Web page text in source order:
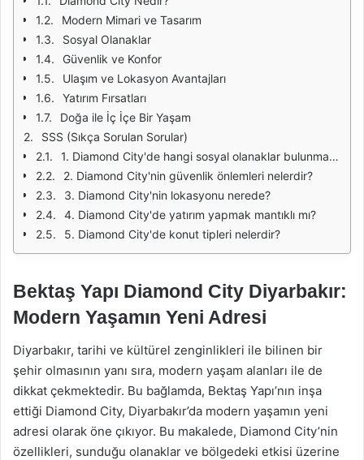
Modern Mimari ve Tasarım
Sosyal Olanaklar
Güvenlik ve Konfor
Ulaşım ve Lokasyon Avantajları
Yatırım Fırsatları
Doğa ile İç İçe Bir Yaşam
SSS (Sıkça Sorulan Sorular)
1. Diamond City'de hangi sosyal olanaklar bulunmaktadır?
2. Diamond City'nin güvenlik önlemleri nelerdir?
3. Diamond City'nin lokasyonu nerede?
4. Diamond City'de yatırım yapmak mantıklı mı?
5. Diamond City'de konut tipleri nelerdir?
Bektaş Yapı Diamond City Diyarbakır:
Modern Yaşamın Yeni Adresi
Diyarbakır, tarihi ve kültürel zenginlikleri ile bilinen bir
şehir olmasının yanı sıra, modern yaşam alanları ile de
dikkat çekmektedir. Bu bağlamda, Bektaş Yapı’nın inşa
ettiği Diamond City, Diyarbakır’da modern yaşamın yeni
adresi olarak öne çıkıyor. Bu makalede, Diamond City’nin
özellikleri, sunduğu olanaklar ve bölgedeki etkisi üzerine